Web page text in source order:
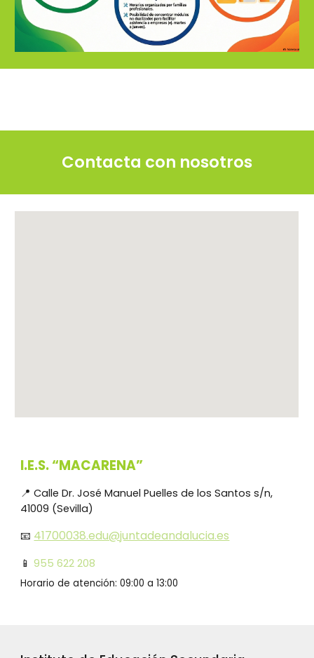
Contacta con nosotros
I.E.S. “MACARENA”
📍CalleDr. José Manuel Puelles de los Santos s/n,
41009 (Sevilla)
📧 41700038.edu@juntadeandalucia.es
📱955 622 208
Horario de atención: 09:00 a 13:00